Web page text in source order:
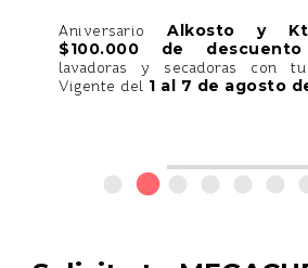
AniversarioAlkosto y
$100.000 de descuento
lavadoras y secadoras con tu
Vigente del 1 al 7 de agosto